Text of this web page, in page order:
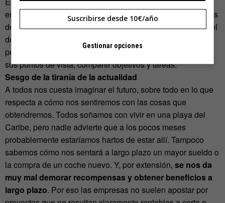
empatía se incrementa cuando ampliamos nuestros círculos
de amistad. No hay forma más eficaz de ponernos en la piel
de los demás que relacionarnos a menudo con esas
personas, escuchar sus problemas, tratar de comprender
sus puntos de vista, compartir objetivos y tareas.
Sesgo de la tiranía de la actualidad
A todos nos cuesta imaginar el futuro, sobre todo en lo que
respecta a cómo nos sentiremos con las cosas que
obtendremos. Todos soñamos con vivir en una playa del
Caribe, pero nadie advierte que a los pocos meses
probablemente estaríamos hartos de estar allí. Tampoco
sabemos cómo nos sentará a largo plazo un mayor sueldo o
la compra de un coche nuevo. Y, por extensión, se nos da
muy mal demorar recompensas y obtener beneficios a
largo plazo. Por eso las empresas no suelen apostar por
Suscribirse desde 10€/año
Gestionar opciones